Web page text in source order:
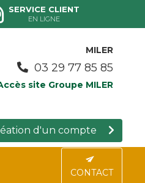
SERVICE CLIENT
EN LIGNE
MILER
03 29 77 85 85
site Groupe MILER
d'un compte
CONTACT